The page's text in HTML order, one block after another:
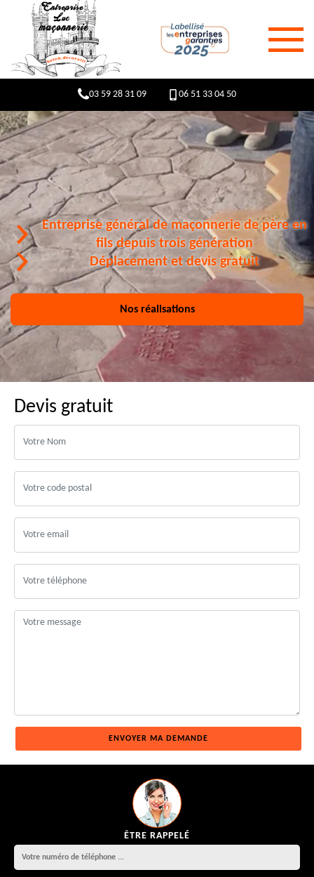
03 59 28 31 09 06 51 33 04 50
Entreprise général de maçonnerie de père en
fils depuis trois génération
Déplacement et devis gratuit
Nos réalisations
Devis gratuit
ÊTRE RAPPELÉ